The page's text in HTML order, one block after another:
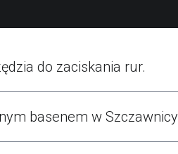
do zaciskania rur.
basenem w Szczawnicy